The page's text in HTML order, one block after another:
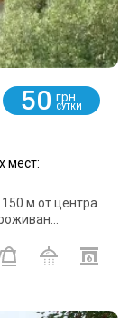
50 грн
СУТКИ
мест:
м от центра